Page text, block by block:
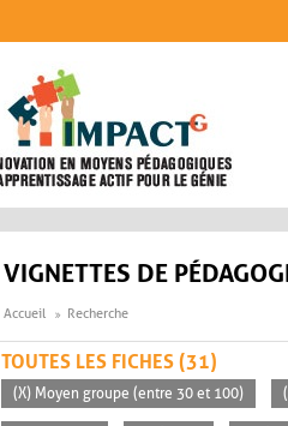
VIGNETTES DE
Accueil Recherche
TOUTES LES FICHES (31)
(X) Moyen groupe (entre 30 et 100)